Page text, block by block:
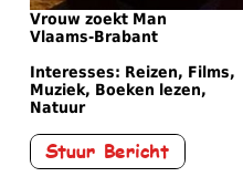
Vrouw zoekt Man
Vlaams-Brabant
Interesses: Reizen, Films,
Muziek, Boeken lezen,
Natuur